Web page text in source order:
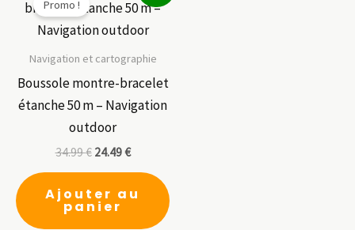
Promo !
Navigation et cartographie
Boussole montre-bracelet
étanche 50 m – Navigation
outdoor
34.99€ 24.49€
Ajouter au
panier